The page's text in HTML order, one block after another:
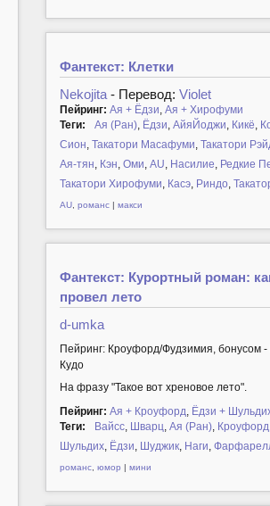
Фантекст: Клетки
Nekojita - Перевод: Violet
Пейринг: Ая + Ёдзи Ая + Хирофуми
Теги:
Ая (Ран) Ёдзи АйяЙоджи Кикё
Сион Такатори Масафуми Такатори
Ая-тян Кэн Оми AU Насилие Редкие
Такатори Хирофуми Касэ Риндо
AU романс | макси
Фантекст: Курортный роман:
провел лето
d-umka
Пейринг: Кроуфорд/Фудзимия, бонусом
Кудо
На фразу "Такое вот хреновое лето".
Пейринг: Ая + Кроуфорд Ёдзи +
Теги:
Вайсс Шварц Ая (Ран) Кроуфорд
Шульдих Ёдзи Шуджик Наги
романс юмор | мини